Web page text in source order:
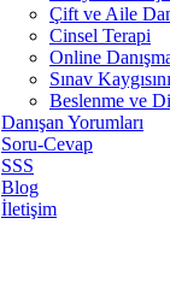
Çift ve Aile
Cinsel Terapi
Online
Sınav
Beslenme ve
Danışan Yorumları
Soru-Cevap
SSS
Blog
İletişim